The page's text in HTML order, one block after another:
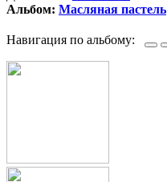
Альбом: Масляная пастель
Навигация по альбому: